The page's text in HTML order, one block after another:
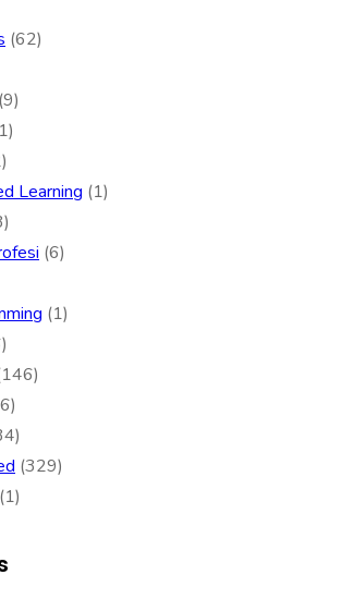
(62)
(9)
Learning (1)
(6)
(1)
(329)
(1)